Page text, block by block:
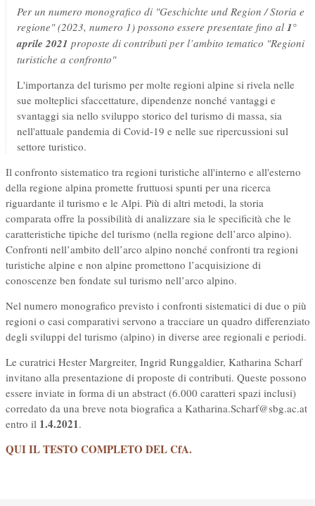
Per un numero monografico di "Geschichte und Region / Storia e
regione" (2023, numero 1) possono essere presentate fino al 1°
aprile 2021 proposte di contributi per l’ambito tematico "Regioni
turistiche a confronto"
L'importanza del turismo per molte regioni alpine si rivela nelle
sue molteplici sfaccettature, dipendenze nonché vantaggi e
svantaggi sia nello sviluppo storico del turismo di massa, sia
nell'attuale pandemia di Covid-19 e nelle sue ripercussioni sul
settore turistico.
Il confronto sistematico tra regioni turistiche all'interno e all'esterno
della regione alpina promette fruttuosi spunti per una ricerca
riguardante il turismo e le Alpi. Più di altri metodi, la storia
comparata offre la possibilità di analizzare sia le specificità che le
caratteristiche tipiche del turismo (nella regione dell’arco alpino).
Confronti nell’ambito dell’arco alpino nonché confronti tra regioni
turistiche alpine e non alpine promettono l’acquisizione di
conoscenze ben fondate sul turismo nell’arco alpino.
Nel numero monografico previsto i confronti sistematici di due o più
regioni o casi comparativi servono a tracciare un quadro differenziato
degli sviluppi del turismo (alpino) in diverse aree regionali e periodi.
Le curatrici Hester Margreiter, Ingrid Runggaldier, Katharina Scharf
invitano alla presentazione di proposte di contributi. Queste possono
essere inviate in forma di un abstract (6.000 caratteri spazi inclusi)
corredato da una breve nota biografica a Katharina.Scharf@sbg.ac.at
entro il 1.4.2021.
QUI IL TESTO COMPLETO DEL CfA.